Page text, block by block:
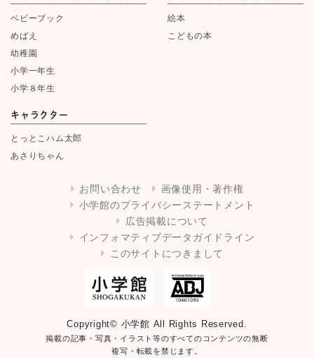
ベビーブック
めばえ
幼稚園
小学一年生
小学８年生
絵本
こどもの本
キャラクター
とっとこハム太郎
あさりちゃん
お問い合わせ
画像使用・著作権
小学館のプライバシーステートメント
広告掲載について
インフォマティブデータガイドライン
このサイトにつきまして
Copyright© 小学館 All Rights Reserved.
掲載の記事・写真・イラスト等のすべてのコンテンツの無断
複写・転載を禁じます。